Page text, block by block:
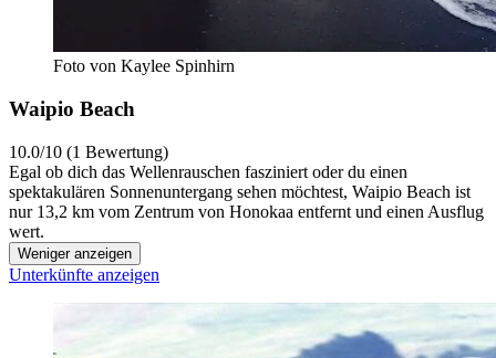
Foto von Kaylee Spinhirn
Waipio Beach
10.0/10 (1 Bewertung)
Egal ob dich das Wellenrauschen fasziniert oder du einen
spektakulären Sonnenuntergang sehen möchtest, Waipio Beach ist
nur 13,2 km vom Zentrum von Honokaa entfernt und einen Ausflug
wert.
Weniger anzeigen
Unterkünfte anzeigen